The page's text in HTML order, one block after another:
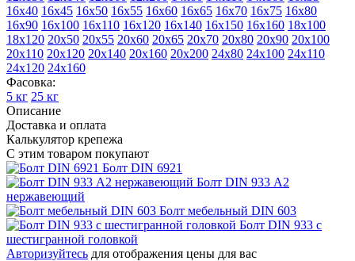
16х40 16х45 16х50 16х55 16х60 16х65 16х70 16х75 16х80
16х90 16х100 16х110 16х120 16х140 16х150 16х160 18х100
18х120 20х50 20х55 20х60 20х65 20х70 20х80 20х90 20х100
20х110 20х120 20х140 20х160 20х200 24х80 24х100 24х110
24х120 24х160
Фасовка:
5 кг 25 кг
Описание
Доставка и оплата
Калькулятор крепежа
С этим товаром покупают
Болт DIN 6921
Болт DIN 933 A2
нержавеющий
Болт мебельный DIN 603
Болт DIN 933 с
шестигранной головкой
Авторизуйтесь для отображения цены для вас